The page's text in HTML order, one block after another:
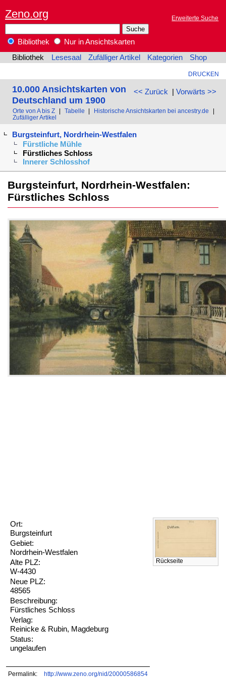
Zeno.org Erweiterte Suche
Bibliothek
Nur in Ansichtskarten
Bibliothek
Lesesaal Zufälliger Artikel Kategorien Shop
DRUCKEN
<< Zurück | Vorwärts >>
10.000 Ansichtskarten von
Deutschland um 1900
Orte von A bis Z Tabelle Historische Ansichtskarten bei ancestry.de
Zufälliger Artikel
Burgsteinfurt, Nordrhein-Westfalen
Fürstliche Mühle
Fürstliches Schloss
Innerer Schlosshof
Burgsteinfurt, Nordrhein-Westfalen:
Fürstliches Schloss
Rückseite
Ort:
Burgsteinfurt
Gebiet:
Nordrhein-Westfalen
Alte PLZ:
W-4430
Neue PLZ:
48565
Beschreibung:
Fürstliches Schloss
Verlag:
Reinicke & Rubin, Magdeburg
Status:
ungelaufen
Permalink: http://www.zeno.org/nid/20000586854